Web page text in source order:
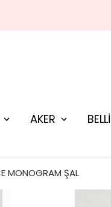
AKER BELLİ
MONOGRAM ŞAL